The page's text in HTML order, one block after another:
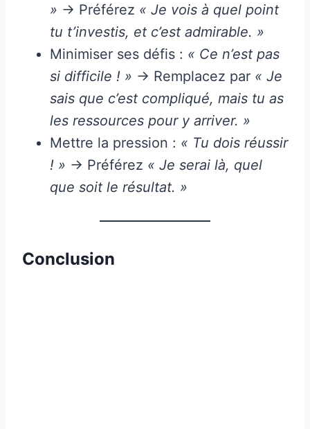
» → Préférez « Je vois à quel point
tu t’investis, et c’est admirable. »
Minimiser ses défis : « Ce n’est pas
si difficile ! » → Remplacez par « Je
sais que c’est compliqué, mais tu as
les ressources pour y arriver. »
Mettre la pression : « Tu dois réussir
! » → Préférez « Je serai là, quel
que soit le résultat. »
Conclusion